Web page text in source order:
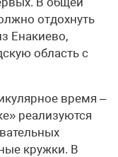
отдохнуть
Енакиево,
область с
время –
реализуются
кружки. В